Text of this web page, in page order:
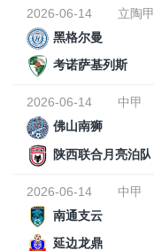
2026-06-14
立陶甲
黑格尔曼
考诺萨基列斯
2026-06-14
中甲
佛山南狮
陕西联合月亮泊队
2026-06-14
中甲
南通支云
延边龙鼎